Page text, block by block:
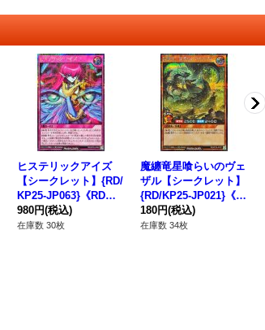
ヒステリックアイズ
【シークレット】{RD/
KP25-JP063}《RD
罠》
980円(税込)
在庫数 30枚
魔纏竜星喰らいのヴェ
ザル【シークレット】
{RD/KP25-JP021}《R
Dモンスター》
180円(税込)
在庫数 34枚